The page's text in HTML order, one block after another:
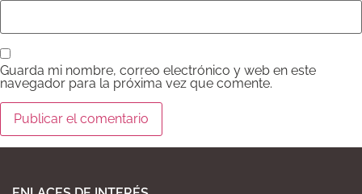
Guarda mi nombre, correo electrónico y web en este
navegador para la próxima vez que comente.